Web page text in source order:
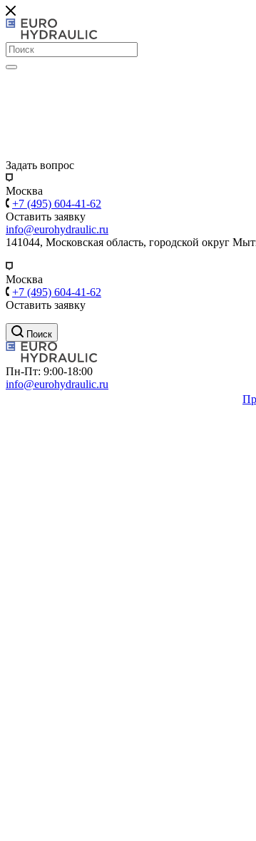
Задать вопрос
Москва
+7 (495) 604-41-62
Оставить заявку
info@eurohydraulic.ru
141044, Московская область, городской округ
Москва
+7 (495) 604-41-62
Оставить заявку
Поиск
Пн-Пт: 9:00-18:00
info@eurohydraulic.ru